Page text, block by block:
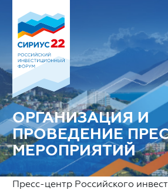
ОРГАНИЗАЦИЯ И
ПРОВЕДЕНИЕ
МЕРОПРИЯТИЙ
Пресс-центр Российского